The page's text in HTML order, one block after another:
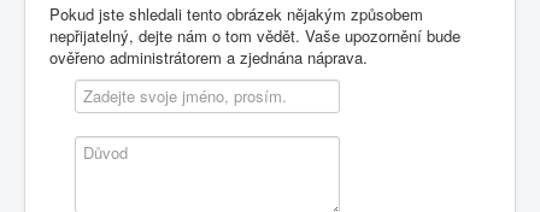
Pokud jste shledali tento obrázek nějakým způsobem
nepřijatelný, dejte nám o tom vědět. Vaše upozornění bude
ověřeno administrátorem a zjednána náprava.